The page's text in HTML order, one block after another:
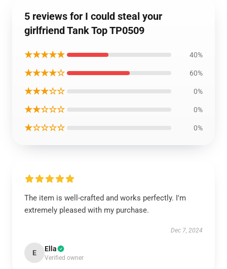
5 reviews for I could steal your
girlfriend Tank Top TP0509
★★★★★ 40%
★★★★☆ 60%
★★★☆☆ 0%
★★☆☆☆ 0%
★☆☆☆☆ 0%
The item is well-crafted and works perfectly. I'm
extremely pleased with my purchase.
Dec 7, 2024
E Ella
Verified owner